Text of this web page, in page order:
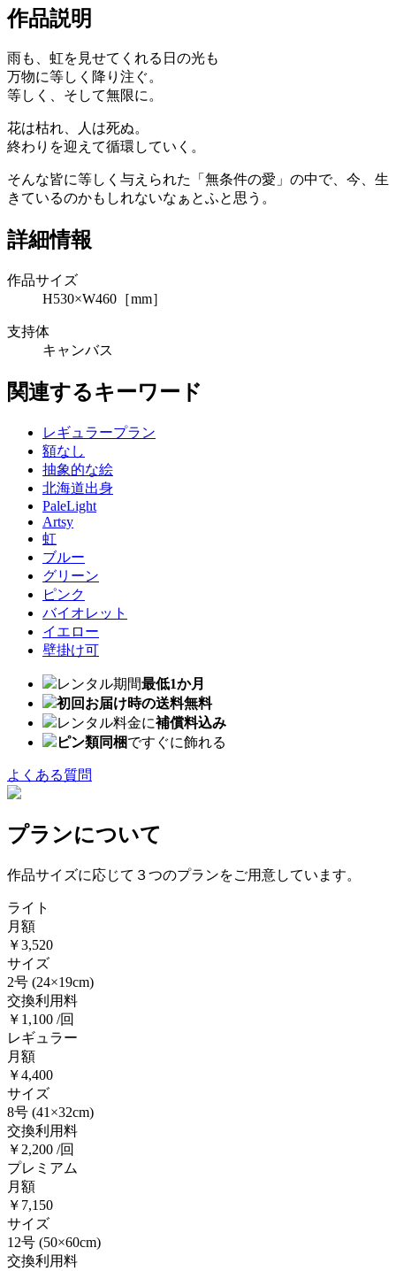
作品説明
雨も、虹を見せてくれる日の光も
万物に等しく降り注ぐ。
等しく、そして無限に。
花は枯れ、人は死ぬ。
終わりを迎えて循環していく。
そんな皆に等しく与えられた「無条件の愛」の中で、今、生
きているのかもしれないなぁとふと思う。
詳細情報
作品サイズ
H530×W460［mm］
支持体
キャンバス
関連するキーワード
レギュラープラン
額なし
抽象的な絵
北海道出身
PaleLight
Artsy
虹
ブルー
グリーン
ピンク
バイオレット
イエロー
壁掛け可
レンタル期間最低1か月
初回お届け時の送料無料
レンタル料金に補償料込み
ピン類同梱ですぐに飾れる
よくある質問
プランについて
作品サイズに応じて３つのプランをご用意しています。
ライト
月額
￥3,520
サイズ
2号 (24×19cm)
交換利用料
￥1,100 /回
レギュラー
月額
￥4,400
サイズ
8号 (41×32cm)
交換利用料
￥2,200 /回
プレミアム
月額
￥7,150
サイズ
12号 (50×60cm)
交換利用料